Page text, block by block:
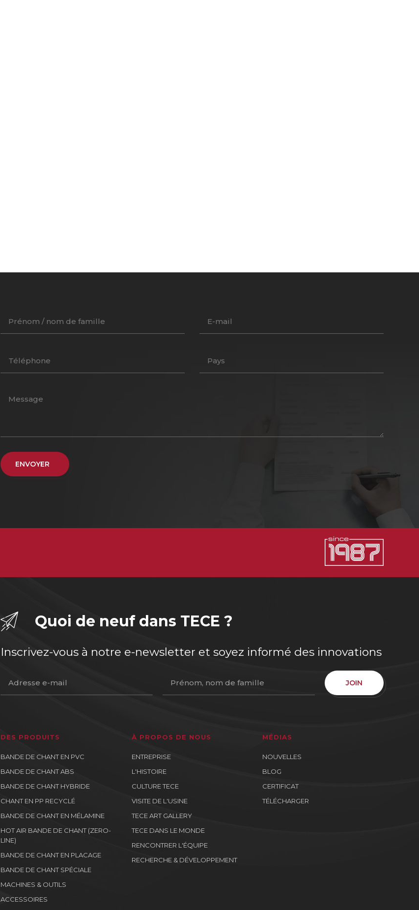
ENVOYER
Quoi de neuf dans TECE ?
Inscrivez-vous à notre e-newsletter et soyez informé des innovations
JOIN
DES PRODUITS
BANDE DE CHANT EN PVC
BANDE DE CHANT ABS
BANDE DE CHANT HYBRIDE
CHANT EN PP RECYCLÉ
BANDE DE CHANT EN MÉLAMINE
HOT AIR BANDE DE CHANT (ZERO-
LINE)
BANDE DE CHANT EN PLACAGE
BANDE DE CHANT SPÉCIALE
MACHINES & OUTILS
ACCESSOIRES
À PROPOS DE NOUS
ENTREPRISE
L'HISTOIRE
CULTURE TECE
VISITE DE L'USINE
TECE ART GALLERY
TECE DANS LE MONDE
RENCONTRER L'ÉQUIPE
RECHERCHE & DÉVELOPPEMENT
MÉDIAS
NOUVELLES
BLOG
CERTIFICAT
TÉLÉCHARGER